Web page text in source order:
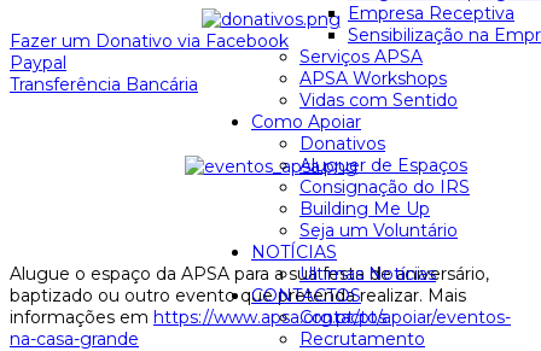
Empresa Receptiva
Sensibilização na
Serviços APSA
APSA Workshops
Vidas com Sentido
Como Apoiar
Donativos
Aluguer de Espaços
Consignação do IRS
Building Me Up
Seja um Voluntário
NOTÍCIAS
Ultimas Notícias
CONTACTOS
Contactos
Recrutamento
Fazer um Donativo via Facebook
Paypal
Transferência Bancária
Alugue o espaço da APSA para a sua festa de aniversário,
baptizado ou outro evento que pretenda realizar. Mais
informações em https://www.apsa.org.pt/pt/apoiar/eventos-
na-casa-grande